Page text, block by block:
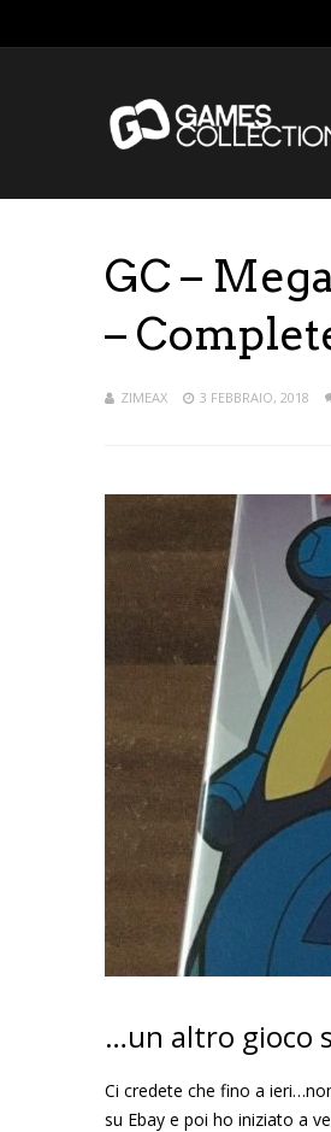
GC –
–
ZIMEAX 3 FEBBRAIO, 2018
…un altro gioco
Ci credete che fino a
su Ebay e poi ho iniziato a